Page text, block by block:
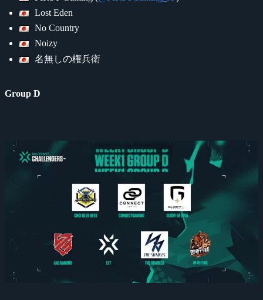
Lost Eden
No Country
Noizy
名無しの権兵衛
Group D